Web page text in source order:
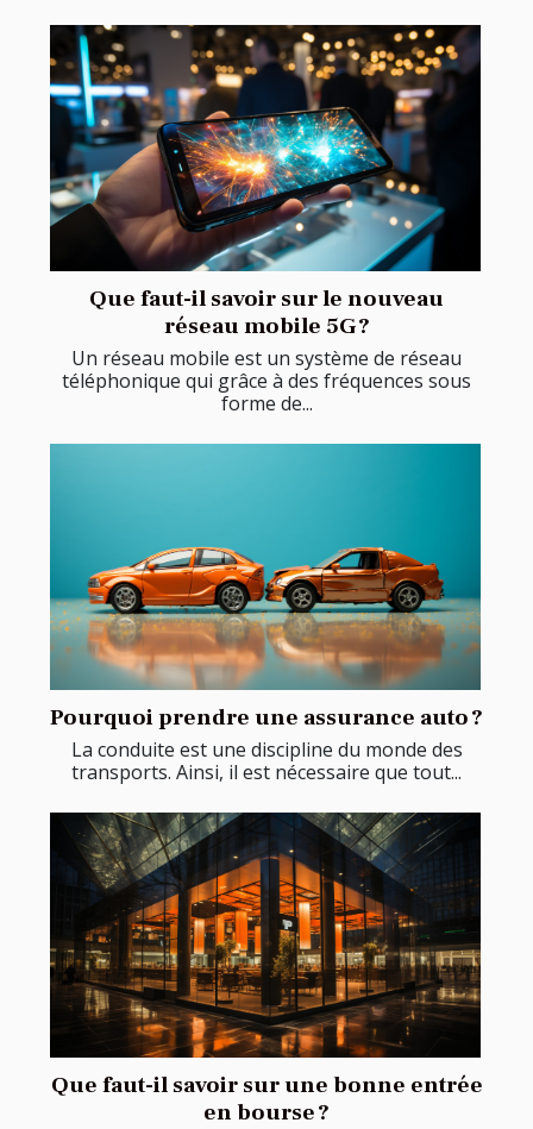
Que faut-il savoir sur le nouveau
réseau mobile 5G ?
Un réseau mobile est un système de réseau
téléphonique qui grâce à des fréquences sous
forme de...
Pourquoi prendre une assurance auto ?
La conduite est une discipline du monde des
transports. Ainsi, il est nécessaire que tout...
Que faut-il savoir sur une bonne entrée
en bourse ?